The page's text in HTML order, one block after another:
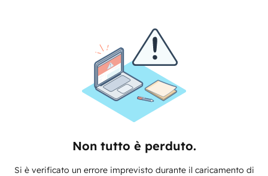
Non tutto è perduto.
Si è verificato un errore imprevisto durante il caricamento di